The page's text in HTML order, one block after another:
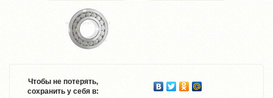
Чтобы не потерять,
сохранить у себя в: